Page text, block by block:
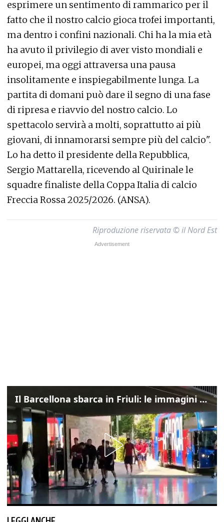
esprimere un sentimento di rammarico per il
fatto che il nostro calcio gioca trofei importanti,
ma dentro i confini nazionali. Chi ha la mia età
ha avuto il privilegio di aver visto mondiali e
europei, ma oggi attraversa una pausa
insolitamente e inspiegabilmente lunga. La
partita di domani può dare il segno di una fase
di ripresa e riavvio del nostro calcio. Lo
spettacolo servirà a molti, soprattutto ai più
giovani, di innamorarsi sempre più del calcio".
Lo ha detto il presidente della Repubblica,
Sergio Mattarella, ricevendo al Quirinale le
squadre finaliste della Coppa Italia di calcio
Freccia Rossa 2025/2026. (ANSA).
Riproduzione riservata © il Nord Est
Il Barcellona sbarca in Friuli: le immagini dell'arrivo in albergo